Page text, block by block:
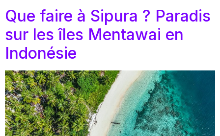
Que faire à Sipura ? Paradis
sur les îles Mentawai en
Indonésie